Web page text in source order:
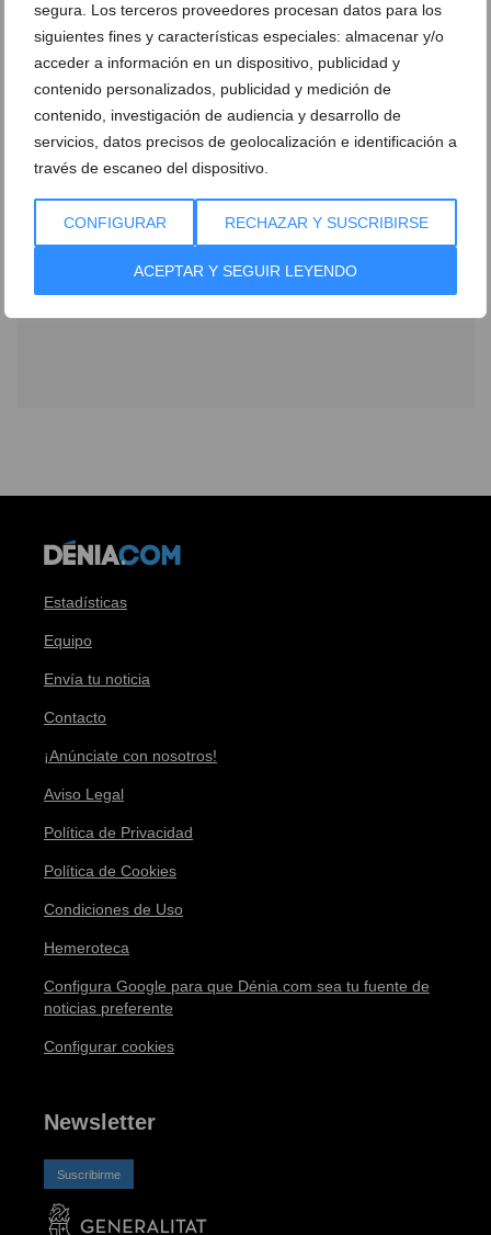
segura. Los terceros proveedores procesan datos para los
siguientes fines y características especiales: almacenar y/o
acceder a información en un dispositivo, publicidad y
contenido personalizados, publicidad y medición de
contenido, investigación de audiencia y desarrollo de
servicios, datos precisos de geolocalización e identificación a
través de escaneo del dispositivo.
CONFIGURAR RECHAZAR Y SUSCRIBIRSE
ACEPTAR Y SEGUIR LEYENDO
Estadísticas
Equipo
Envía tu noticia
Contacto
¡Anúnciate con nosotros!
Aviso Legal
Política de Privacidad
Política de Cookies
Condiciones de Uso
Hemeroteca
Configura Google para que Dénia.com sea tu fuente de
noticias preferente
Configurar cookies
Newsletter
Suscribirme